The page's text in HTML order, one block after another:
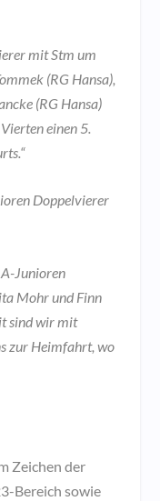
mit Stm um
(RG Hansa),
(RG Hansa)
einen 5.
Doppelvierer
Junioren
Mohr und Finn
sind wir mit
zur Heimfahrt, wo
Zeichen der
Bereich sowie